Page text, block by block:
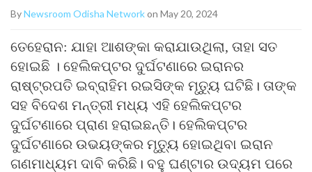
ByNewsroom Odisha Networkon May 20, 2024
ତେହେରାନ: ଯାହା ଆଶଙ୍କା କରାଯାଉଥିଲା, ତାହା ସତ
ହୋଇଛି । ହେଲିକପ୍ଟର ଦୁର୍ଘଟଣାରେ ଇରାନର
ରାଷ୍ଟ୍ରପତି ଇବ୍ରାହିମ ରଇସିଙ୍କ ମୃତ୍ୟୁ ଘଟିଛି। ତାଙ୍କ
ସହ ବିଦେଶ ମନ୍ତ୍ରୀ ମଧ୍ୟ ଏହି ହେଲିକପ୍ଟର
ଦୁର୍ଘଟଣାରେ ପ୍ରାଣ ହରାଇଛନ୍ତି। ହେଲିକପ୍ଟର
ଦୁର୍ଘଟଣାରେ ଉଭୟଙ୍କର ମୃତ୍ୟୁ ହୋଇଥିବା ଇରାନ
ଗଣମାଧ୍ୟମ ଦାବି କରିଛି। ବହୁ ଘଣ୍ଟାର ଉଦ୍ୟମ ପରେ